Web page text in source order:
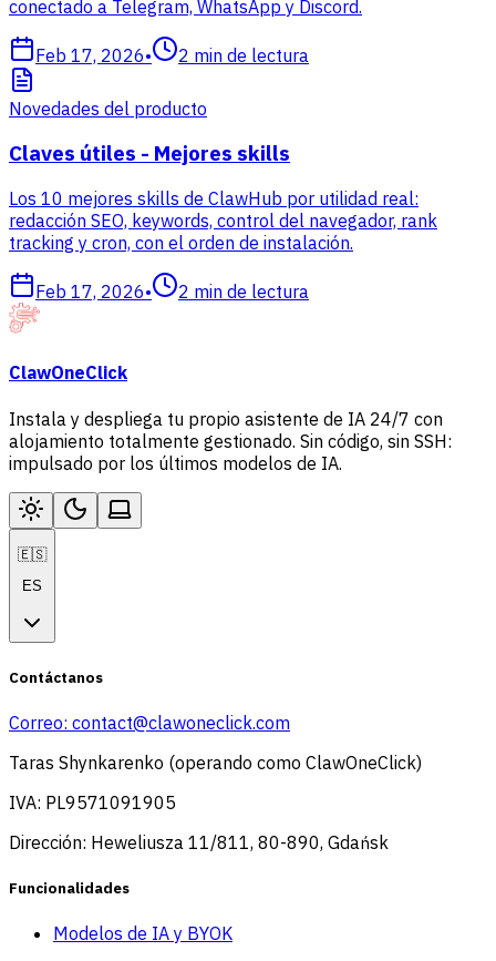
conectado a Telegram, WhatsApp y Discord.
Feb 17, 2026• 2 min de lectura
Novedades del producto
Claves útiles - Mejores skills
Los 10 mejores skills de ClawHub por utilidad real:
redacción SEO, keywords, control del navegador, rank
tracking y cron, con el orden de instalación.
Feb 17, 2026• 2 min de lectura
ClawOneClick
Instala y despliega tu propio asistente de IA 24/7 con
alojamiento totalmente gestionado. Sin código, sin SSH:
impulsado por los últimos modelos de IA.
🇪🇸
ES
Contáctanos
Correo: contact@clawoneclick.com
Taras Shynkarenko (operando como ClawOneClick)
IVA: PL9571091905
Dirección: Heweliusza 11/811, 80-890, Gdańsk
Funcionalidades
Modelos de IA y BYOK